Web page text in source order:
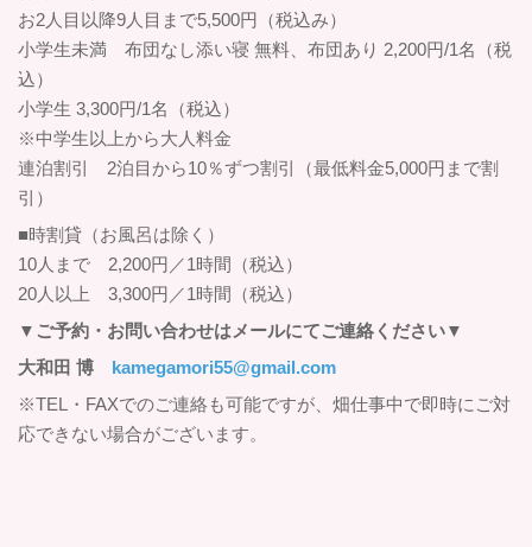
お2人目以降9人目まで5,500円（税込み）
小学生未満 布団なし添い寝 無料、布団あり 2,200円/1名（税
込）
小学生 3,300円/1名（税込）
※中学生以上から大人料金
連泊割引 2泊目から10％ずつ割引（最低料金5,000円まで割
引）
■時割貸（お風呂は除く）
10人まで 2,200円／1時間（税込）
20人以上 3,300円／1時間（税込）
▼ご予約・お問い合わせはメールにてご連絡ください▼
大和田 博 kamegamori55@gmail.com
※TEL・FAXでのご連絡も可能ですが、畑仕事中で即時にご対
応できない場合がございます。